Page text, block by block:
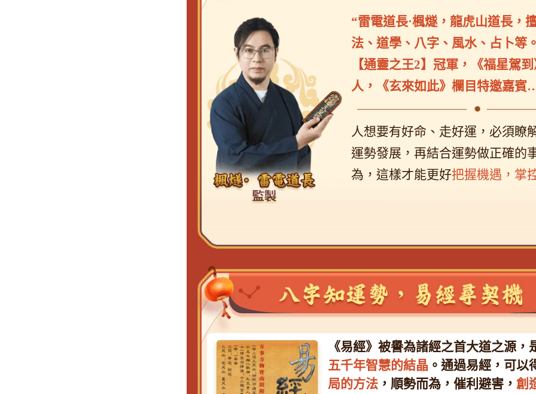
“雷電道長·楓燧，龍虎山道長，
法、道學、八字、風水、占卜等
【通靈之王2】冠軍，《福星駕
人，《玄來如此》欄目特邀嘉
人想要有好命、走好運，必須瞭
運勢發展，再結合運勢做正確的
為，這樣才能更好把握機遇，掌
《易經》被譽為諸經之首大道之源，
五千年智慧的結晶 。通過易經，可以
局的方法，順勢而為，催利避害， 創